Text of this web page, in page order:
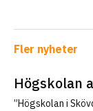
Fler nyheter
Högskolan
”Högskolan i